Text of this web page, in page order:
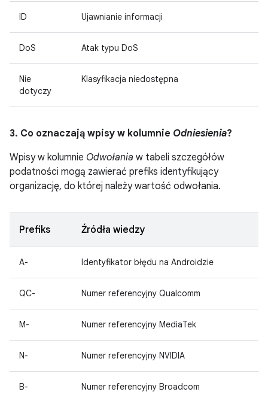
ID Ujawnianie informacji
DoS Atak typu DoS
Nie
dotyczy
Klasyfikacja niedostępna
3. Co oznaczają wpisy w kolumnie Odniesienia?
Wpisy w kolumnie Odwołania w tabeli szczegółów
podatności mogą zawierać prefiks identyfikujący
organizację, do której należy wartość odwołania.
Prefiks Źródła wiedzy
A- Identyfikator błędu na Androidzie
QC- Numer referencyjny Qualcomm
M- Numer referencyjny MediaTek
N- Numer referencyjny NVIDIA
B- Numer referencyjny Broadcom